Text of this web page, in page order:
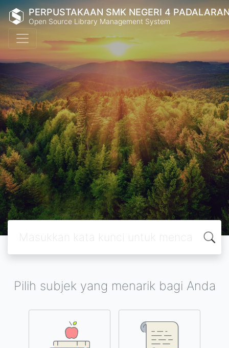
PERPUSTAKAAN SMK NEGERI 4
Open Source Library Management System
Pilih subjek yang menarik bagi Anda